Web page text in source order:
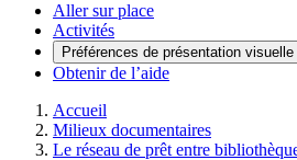
Aller sur place
Activités
Préférences de présentation visuelle
Obtenir de l’aide
Accueil
Milieux documentaires
Le réseau de prêt entre